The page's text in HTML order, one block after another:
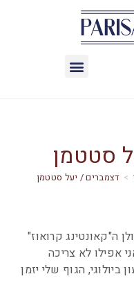
סטטמן
> דצמברים / יעל סטטמן
ה"קאונטינג קרואוז"
אפילו לא צריכה
הגוף שלי יזמן